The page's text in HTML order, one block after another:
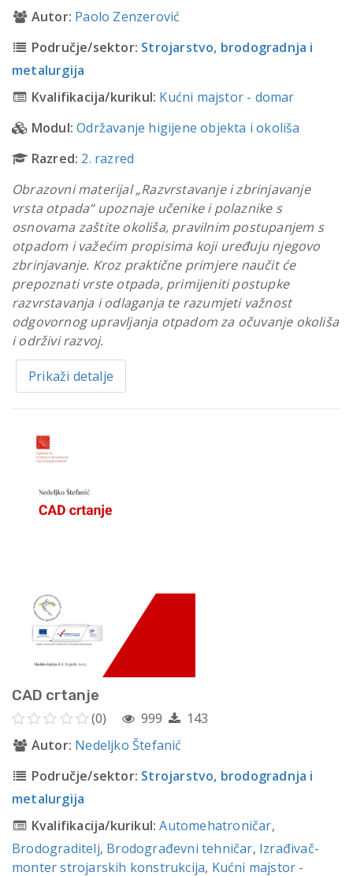
Autor: Paolo Zenzerović
Područje/sektor: Strojarstvo, brodogradnja i
metalurgija
Kvalifikacija/kurikul: Kućni majstor - domar
Modul: Održavanje higijene objekta i okoliša
Razred: 2. razred
Obrazovni materijal „Razvrstavanje i zbrinjavanje
vrsta otpada“ upoznaje učenike i polaznike s
osnovama zaštite okoliša, pravilnim postupanjem s
otpadom i važećim propisima koji uređuju njegovo
zbrinjavanje. Kroz praktične primjere naučit će
prepoznati vrste otpada, primijeniti postupke
razvrstavanja i odlaganja te razumjeti važnost
odgovornog upravljanja otpadom za očuvanje okoliša
i održivi razvoj.
Prikaži detalje
CAD crtanje
(0) 999
143
Autor: Nedeljko Štefanić
Područje/sektor: Strojarstvo, brodogradnja i
metalurgija
Kvalifikacija/kurikul: Automehatroničar,
Brodograditelj, Brodograđevni tehničar, Izrađivač-
monter strojarskih konstrukcija, Kućni majstor -